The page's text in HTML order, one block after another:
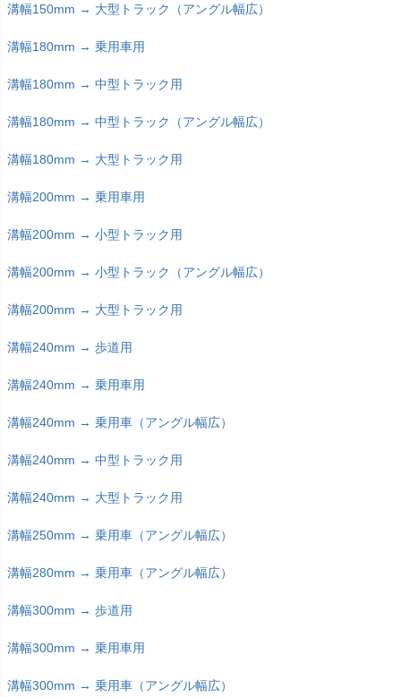
溝幅150mm → 大型トラック（アングル幅広）
溝幅180mm → 乗用車用
溝幅180mm → 中型トラック用
溝幅180mm → 中型トラック（アングル幅広）
溝幅180mm → 大型トラック用
溝幅200mm → 乗用車用
溝幅200mm → 小型トラック用
溝幅200mm → 小型トラック（アングル幅広）
溝幅200mm → 大型トラック用
溝幅240mm → 歩道用
溝幅240mm → 乗用車用
溝幅240mm → 乗用車（アングル幅広）
溝幅240mm → 中型トラック用
溝幅240mm → 大型トラック用
溝幅250mm → 乗用車（アングル幅広）
溝幅280mm → 乗用車（アングル幅広）
溝幅300mm → 歩道用
溝幅300mm → 乗用車用
溝幅300mm → 乗用車（アングル幅広）